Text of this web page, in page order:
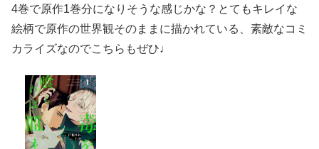
4巻で原作1巻分になりそうな感じかな？とてもキレイな
絵柄で原作の世界観そのままに描かれている、素敵なコミ
カライズなのでこちらもぜひ♩